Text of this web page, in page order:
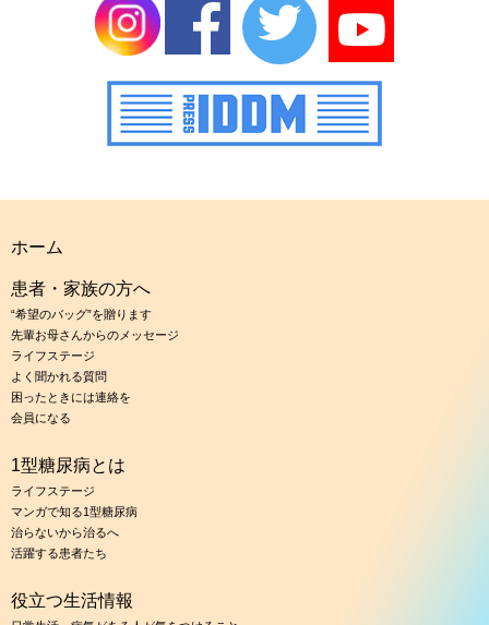
ホーム
患者・家族の方へ
“希望のバッグ”を贈ります
先輩お母さんからのメッセージ
ライフステージ
よく聞かれる質問
困ったときには連絡を
会員になる
1型糖尿病とは
ライフステージ
マンガで知る1型糖尿病
治らないから治るへ
活躍する患者たち
役立つ生活情報